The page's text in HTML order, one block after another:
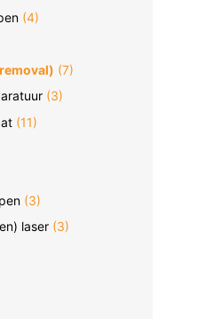
(4)
(7)
(3)
(11)
(3)
laser (3)